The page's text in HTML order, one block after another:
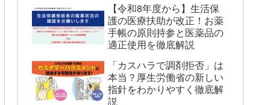
【令和8年度から】生活保
護の医療扶助が改正！お薬
手帳の原則持参と医薬品の
適正使用を徹底解説
「カスハラで調剤拒否」は
本当？厚生労働省の新しい
指針をわかりやすく徹底解
説